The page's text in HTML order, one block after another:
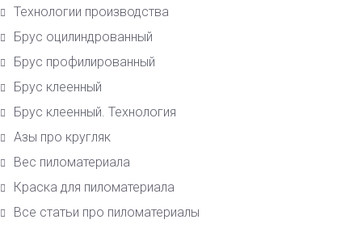
Технологии производства
Брус оцилиндрованный
Брус профилированный
Брус клеенный
Брус клеенный. Технология
Азы про кругляк
Вес пиломатериала
Краска для пиломатериала
Все статьи про пиломатериалы